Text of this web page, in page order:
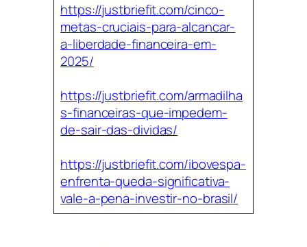
https://justbriefit.com/cinco-
metas-cruciais-para-alcancar-
a-liberdade-financeira-em-
2025/
https://justbriefit.com/armadilha
s-financeiras-que-impedem-
de-sair-das-dividas/
https://justbriefit.com/ibovespa-
enfrenta-queda-significativa-
vale-a-pena-investir-no-brasil/